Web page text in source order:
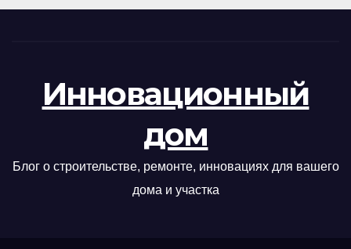
Инновационный
дом
Блог о строительстве, ремонте, инновациях для вашего
дома и участка